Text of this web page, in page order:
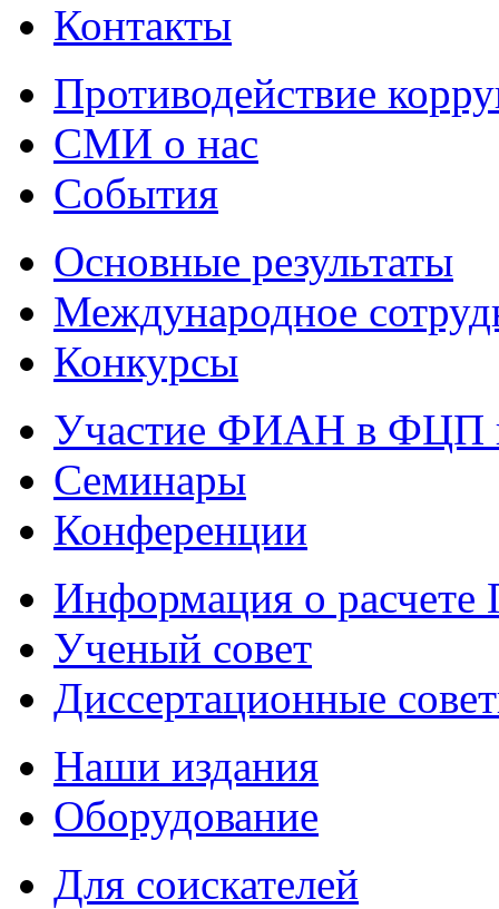
Контакты
Противодействие
СМИ о нас
События
Основные результаты
Международное
Конкурсы
Участие ФИАН в ФЦП
Семинары
Конференции
Информация о
Ученый совет
Диссертационные
Наши издания
Оборудование
Для соискателей